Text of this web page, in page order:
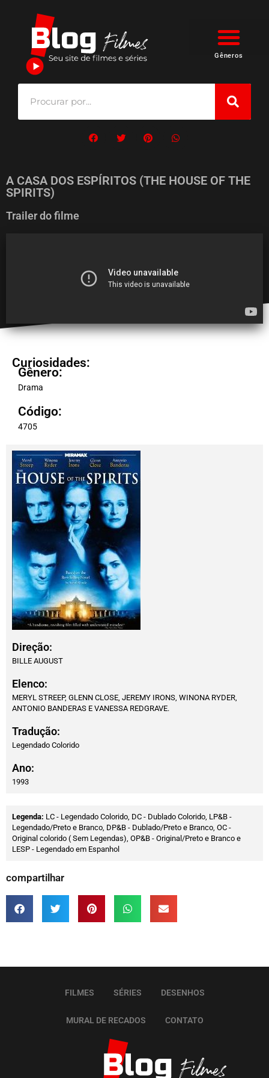
Gêneros
A CASA DOS ESPÍRITOS (THE HOUSE OF THE
SPIRITS)
Trailer do filme
Curiosidades:
Gênero:
Drama
Código:
4705
Direção:
BILLE AUGUST
Elenco:
MERYL STREEP, GLENN CLOSE, JEREMY IRONS, WINONA RYDER,
ANTONIO BANDERAS E VANESSA REDGRAVE.
Tradução:
Legendado Colorido
Ano:
1993
Legenda: LC - Legendado Colorido, DC - Dublado Colorido, LP&B -
Legendado/Preto e Branco, DP&B - Dublado/Preto e Branco, OC -
Original colorido ( Sem Legendas), OP&B - Original/Preto e Branco e
LESP - Legendado em Espanhol
compartilhar
FILMES SÉRIES DESENHOS
MURAL DE RECADOS CONTATO